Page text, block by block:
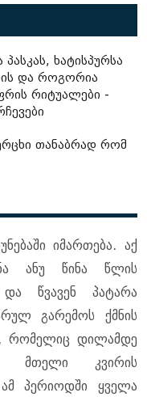
პასკას, ხატისპურსა
და როგორია
რიტუალები -
თანაბრად რომ
იმართება. აქ
ანუ წინა წლის
წვავენ პატარა
გარემოს ქმნის
რომელიც დილამდე
მთელი კვირის
ამ პერიოდში ყველა